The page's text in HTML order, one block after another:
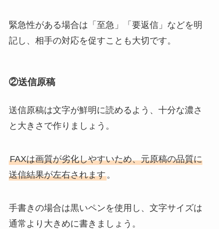
緊急性がある場合は「至急」「要返信」などを明
記し、相手の対応を促すことも大切です。
②送信原稿
送信原稿は文字が鮮明に読めるよう、十分な濃さ
と大きさで作りましょう。
FAXは画質が劣化しやすいため、元原稿の品質に
送信結果が左右されます。
手書きの場合は黒いペンを使用し、文字サイズは
通常より大きめに書きましょう。